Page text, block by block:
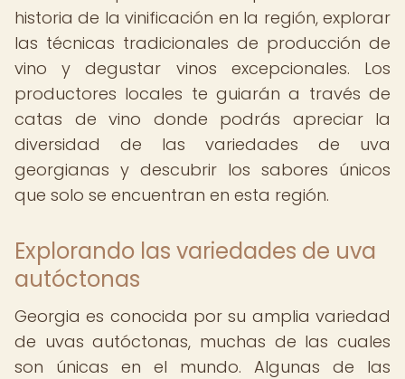
historia de la vinificación en la región, explorar
las técnicas tradicionales de producción de
vino y degustar vinos excepcionales. Los
productores locales te guiarán a través de
catas de vino donde podrás apreciar la
diversidad de las variedades de uva
georgianas y descubrir los sabores únicos
que solo se encuentran en esta región.
Explorando las variedades de uva
autóctonas
Georgia es conocida por su amplia variedad
de uvas autóctonas, muchas de las cuales
son únicas en el mundo. Algunas de las